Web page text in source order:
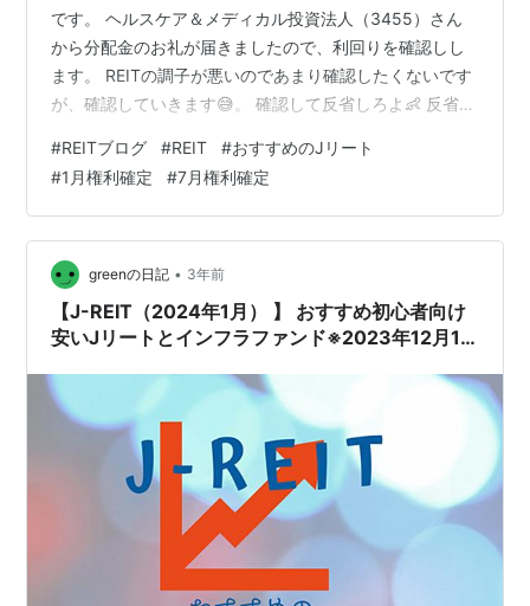
です。 ヘルスケア＆メディカル投資法人（3455）さん
から分配金のお礼が届きましたので、利回りを確認しし
ます。 REITの調子が悪いのであまり確認したくないです
が、確認していきます😅。 確認して反省しろよ👶 反省す
（3455）は1月と7月に権利確定するヘルスケア施設特化
型のJリートです。1月分の分配金計算書が届いたのは
2024年4月22日になりますので、権利確定して3か月経
たずに分配金計算書が来ました。今回の記事では、2024
年4月26日のR-HCMの価格で分配金を手に入れるため、
いくら掛かって…
#REITブログ #REIT #おすすめのJリート
#1月権利確定 #7月権利確定
greenの日記 • 3年前
【J-REIT（2024年1月） 】 おすすめ初心者向け
安いJリートとインフラファンド※2023年12月10